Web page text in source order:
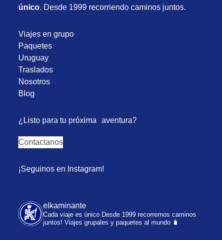
único. Desde 1999 recorriendo caminos juntos.
Viajes en grupo
Paquetes
Uruguay
Traslados
Nosotros
Blog
¿Listo para tu próxima aventura?
Contactanos
¡Seguinos en Instagram!
elkaminante
Cada viaje es único Desde 1999 recorremos caminos
juntos! Viajes grupales y paquetes al mundo 🧳